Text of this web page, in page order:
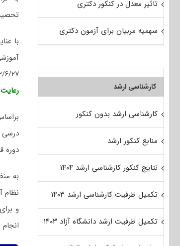
۱۴۰۲/۶/۲۷، با موضوع معادل‌سازی دروس برای اجرا از سال
درسی
دوره
به
نظام
و
تاثیر معدل در کنکور دکتری
سهمیه مربیان برای آزمون دکتری
کارشناسی ارشد
کارشناسی ارشد بدون کنکور
منابع کنکور ارشد
نتایج کنکور کارشناسی ارشد ۱۴۰۴
تکمیل ظرفیت کارشناسی ارشد ۱۴۰۳
تکمیل ظرفیت ارشد دانشگاه آزاد ۱۴۰۳